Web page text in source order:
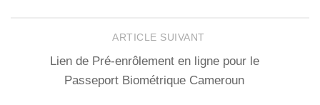
ARTICLE SUIVANT
Lien de Pré-enrôlement en ligne pour le
Passeport Biométrique Cameroun